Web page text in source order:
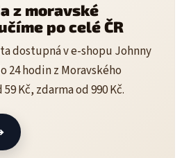
z moravské
po celé ČR
dostupná v e-shopu Johnny
24 hodin z Moravského
Kč, zdarma od 990 Kč.